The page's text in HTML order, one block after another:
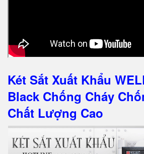
Két Sắt Xuất Khẩu
Black Chống Cháy
Chất Lượng Cao